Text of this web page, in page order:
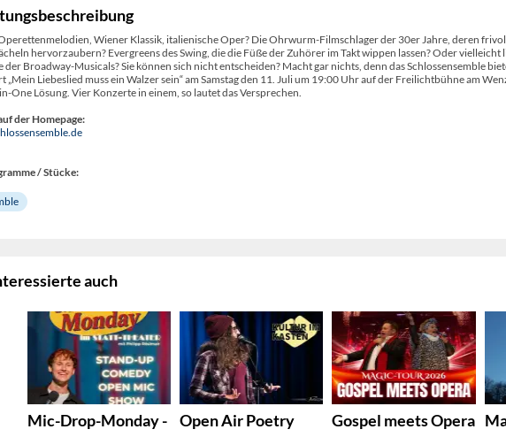
Wiener Klassik, italienische Oper? Die Ohrwurm-Filmschlager der 30er Jahre, deren
hervorzaubern? Evergreens des Swing, die die Füße der Zuhörer im Takt wippen lassen? Oder vielleicht
der Broadway-Musicals? Sie können sich nicht entscheiden? Macht gar nichts, denn das Schlossensemble
„Mein Liebeslied muss ein Walzer sein“ am Samstag den 11. Juli um 19:00 Uhr auf der Freilichtbühne am
One Lösung. Vier Konzerte in einem, so lautet das Versprechen.
der Homepage:
/ Stücke:
auch
Mic-Drop-Monday -
Open Air Poetry
Gospel meets Opera